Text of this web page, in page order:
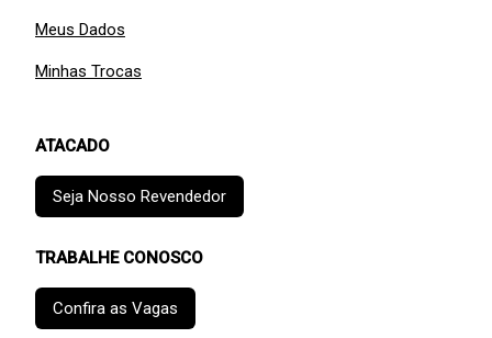
Meus Dados
Minhas Trocas
ATACADO
Seja Nosso Revendedor
TRABALHE CONOSCO
Confira as Vagas